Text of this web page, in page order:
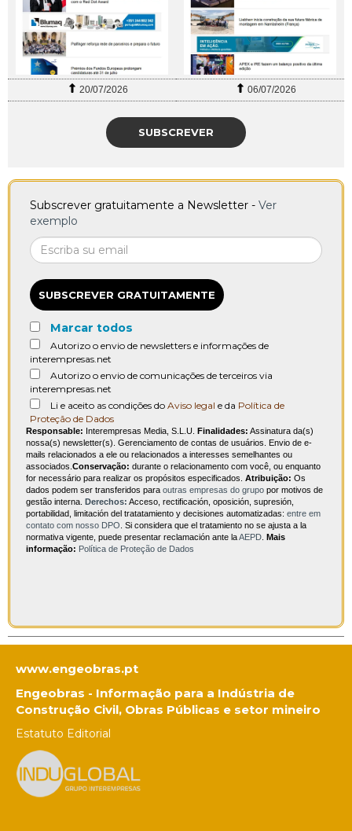
20/07/2026 06/07/2026
SUBSCREVER
Subscrever gratuitamente a Newsletter - Ver
exemplo
SUBSCREVER GRATUITAMENTE
Marcar todos
Autorizo o envio de newsletters e informações de
interempresas.net
Autorizo o envio de comunicações de terceiros via
interempresas.net
Li e aceito as condições do Aviso legal e da Política de
Proteção de Dados
Responsable: Interempresas Media, S.L.U. Finalidades: Assinatura da(s)
nossa(s) newsletter(s). Gerenciamento de contas de usuários. Envio de e-
mails relacionados a ele ou relacionados a interesses semelhantes ou
associados.Conservação: durante o relacionamento com você, ou enquanto
for necessário para realizar os propósitos especificados. Atribuição: Os
dados podem ser transferidos para outras empresas do grupo por motivos de
gestão interna. Derechos: Acceso, rectificación, oposición, supresión,
portabilidad, limitación del tratatamiento y decisiones automatizadas: entre em
contato com nosso DPO. Si considera que el tratamiento no se ajusta a la
normativa vigente, puede presentar reclamación ante laAEPD. Mais
informação: Política de Proteção de Dados
www.engeobras.pt
Engeobras - Informação para a Indústria de
Construção Civil, Obras Públicas e setor mineiro
Estatuto Editorial